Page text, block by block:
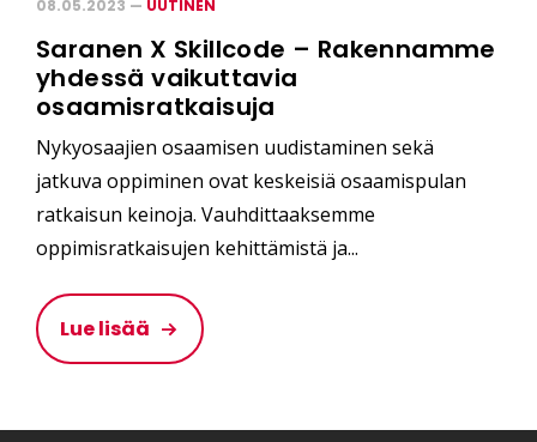
08.05.2023 — UUTINEN
Saranen X Skillcode – Rakennamme
yhdessä vaikuttavia
osaamisratkaisuja
Nykyosaajien osaamisen uudistaminen sekä
jatkuva oppiminen ovat keskeisiä osaamispulan
ratkaisun keinoja. Vauhdittaaksemme
oppimisratkaisujen kehittämistä ja...
Lue lisää